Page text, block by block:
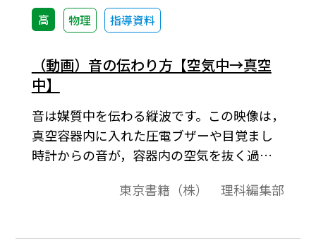
高 物理 指導資料
（動画）音の伝わり方【空気中→真空
中】
音は媒質中を伝わる縦波です。この映像は，
真空容器内に入れた圧電ブザーや目覚まし
時計からの音が，容器内の空気を抜く過程
の実験映像です。東京書籍（株） 理科編集部